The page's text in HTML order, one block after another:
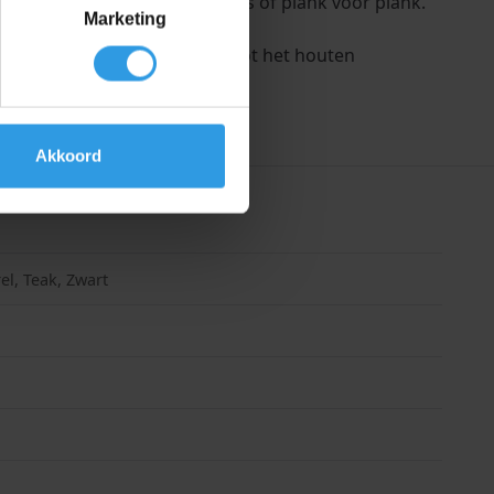
Marketing
Akkoord
een niet pluizende doek tot het houten
Teak, Zwart